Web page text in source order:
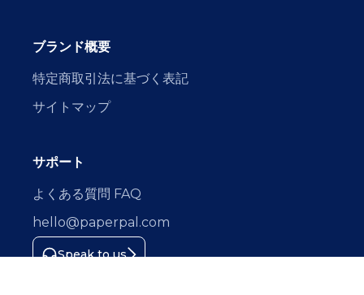
ブランド概要
特定商取引法に基づく表記
サイトマップ
サポート
よくある質問 FAQ
hello@paperpal.com
Speak to us